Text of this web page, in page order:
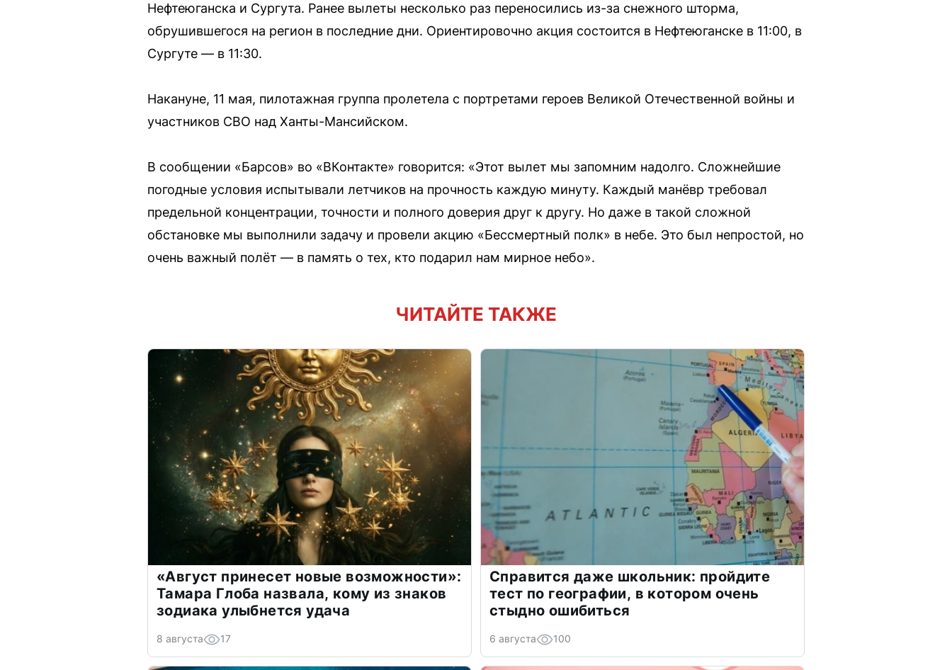
Нефтеюганска и Сургута. Ранее вылеты несколько раз переносились из-за снежного шторма,
обрушившегося на регион в последние дни. Ориентировочно акция состоится в Нефтеюганске в 11:00, в
Сургуте — в 11:30.
Накануне, 11 мая, пилотажная группа пролетела с портретами героев Великой Отечественной войны и
участников СВО над Ханты-Мансийском.
В сообщении «Барсов» во «ВКонтакте» говорится: «Этот вылет мы запомним надолго. Сложнейшие
погодные условия испытывали летчиков на прочность каждую минуту. Каждый манёвр требовал
предельной концентрации, точности и полного доверия друг к другу. Но даже в такой сложной
обстановке мы выполнили задачу и провели акцию «Бессмертный полк» в небе. Это был непростой, но
очень важный полёт — в память о тех, кто подарил нам мирное небо».
ЧИТАЙТЕ ТАКЖЕ
«Август принесет новые возможности»:
Тамара Глоба назвала, кому из знаков
зодиака улыбнется удача
8 августа 17
Справится даже школьник: пройдите
тест по географии, в котором очень
стыдно ошибиться
6 августа 100